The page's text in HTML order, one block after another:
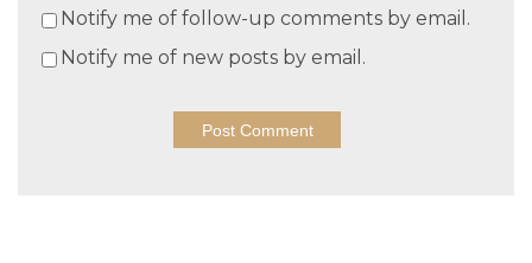
Notify me of follow-up comments by email.
Notify me of new posts by email.